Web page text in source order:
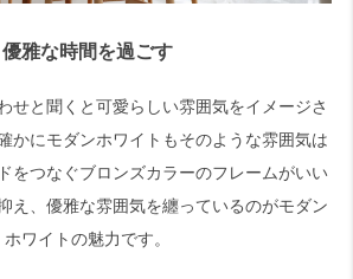
優雅な時間を過ごす
せと聞くと可愛らしい雰囲気をイメージさ
かにモダンホワイトもそのような雰囲気は
をつなぐブロンズカラーのフレームがいい
え、優雅な雰囲気を纏っているのがモダン
ホワイトの魅力です。